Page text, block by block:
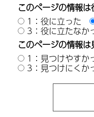
このページの情報
1：役に立った
3：役に立たなか
このページの情報
1：見つけやすか
3：見つけにくか